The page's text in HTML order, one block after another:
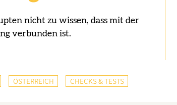
nicht zu wissen, dass mit der
verbunden ist.
ÖSTERREICH CHECKS & TESTS